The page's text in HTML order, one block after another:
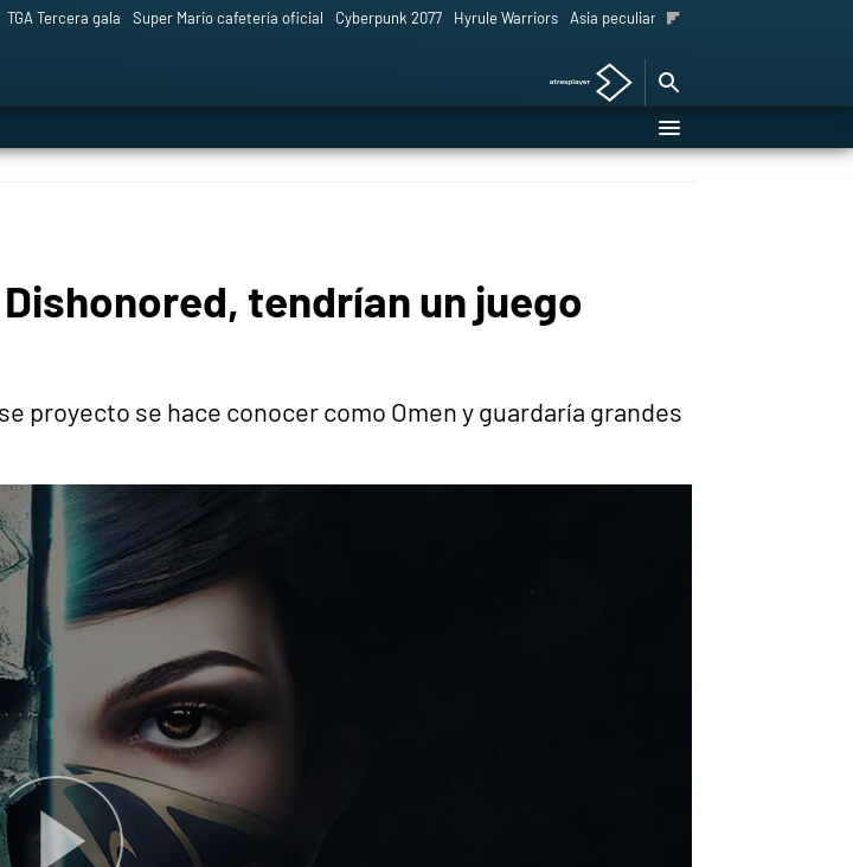
TGA Tercera gala Super Mario cafetería oficial Cyberpunk 2077 Hyrule Warriors Asia peculiar tradición
tendrían un juego
proyecto se hace conocer como Omen y guardaría grandes